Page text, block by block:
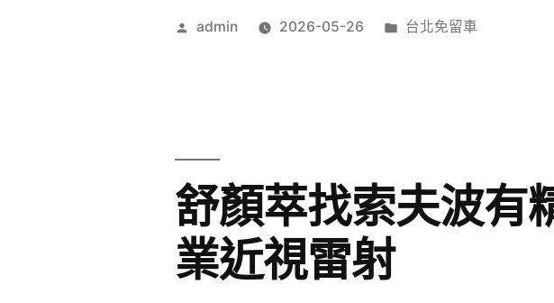
作
admin 2026-05-26
分
台北免留車
舒顏萃找索夫波有
業近視雷射